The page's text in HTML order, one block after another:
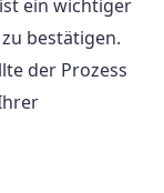
ein wichtiger
bestätigen.
der Prozess